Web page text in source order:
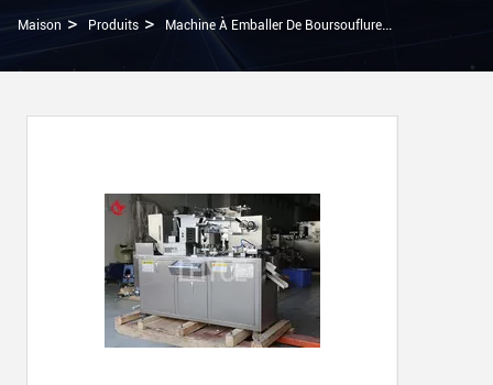
Maison > Produits > Machine À Emballer De Boursouflure De PVC D'Alu